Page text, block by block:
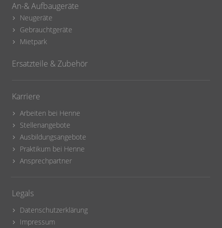
An-& Aufbaugeräte
Neugeräte
Gebrauchtgeräte
Mietpark
Ersatzteile & Zubehör
Karriere
Arbeiten bei Henne
Stellenangebote
Ausbildungsangebote
Praktikum bei Henne
Ansprechpartner
Legals
Datenschutzerklärung
Impressum